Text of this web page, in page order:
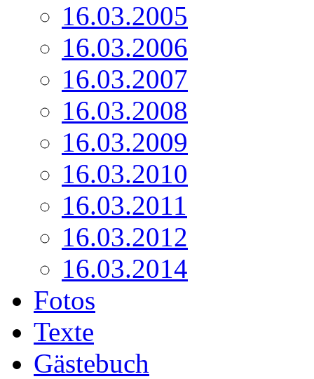
16.03.2005
16.03.2006
16.03.2007
16.03.2008
16.03.2009
16.03.2010
16.03.2011
16.03.2012
16.03.2014
Fotos
Texte
Gästebuch